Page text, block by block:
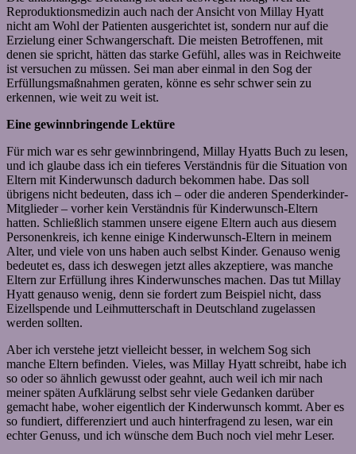
Reproduktionsmedizin auch nach der Ansicht von Millay Hyatt
nicht am Wohl der Patienten ausgerichtet ist, sondern nur auf die
Erzielung einer Schwangerschaft. Die meisten Betroffenen, mit
denen sie spricht, hätten das starke Gefühl, alles was in Reichweite
ist versuchen zu müssen. Sei man aber einmal in den Sog der
Erfüllungsmaßnahmen geraten, könne es sehr schwer sein zu
erkennen, wie weit zu weit ist.
Eine gewinnbringende Lektüre
Für mich war es sehr gewinnbringend, Millay Hyatts Buch zu lesen,
und ich glaube dass ich ein tieferes Verständnis für die Situation von
Eltern mit Kinderwunsch dadurch bekommen habe. Das soll
übrigens nicht bedeuten, dass ich – oder die anderen Spenderkinder-
Mitglieder – vorher kein Verständnis für Kinderwunsch-Eltern
hatten. Schließlich stammen unsere eigene Eltern auch aus diesem
Personenkreis, ich kenne einige Kinderwunsch-Eltern in meinem
Alter, und viele von uns haben auch selbst Kinder. Genauso wenig
bedeutet es, dass ich deswegen jetzt alles akzeptiere, was manche
Eltern zur Erfüllung ihres Kinderwunsches machen. Das tut Millay
Hyatt genauso wenig, denn sie fordert zum Beispiel nicht, dass
Eizellspende und Leihmutterschaft in Deutschland zugelassen
werden sollten.
Aber ich verstehe jetzt vielleicht besser, in welchem Sog sich
manche Eltern befinden. Vieles, was Millay Hyatt schreibt, habe ich
so oder so ähnlich gewusst oder geahnt, auch weil ich mir nach
meiner späten Aufklärung selbst sehr viele Gedanken darüber
gemacht habe, woher eigentlich der Kinderwunsch kommt. Aber es
so fundiert, differenziert und auch hinterfragend zu lesen, war ein
echter Genuss, und ich wünsche dem Buch noch viel mehr Leser.